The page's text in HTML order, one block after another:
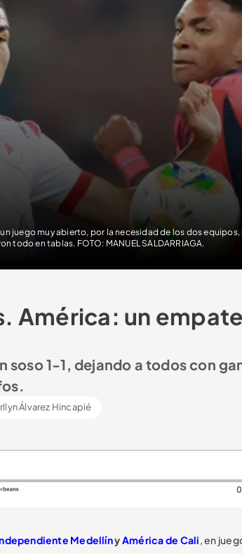
juego muy abierto, por la necesidad de los dos equipos,
todo en tablas. FOTO: MANUEL SALDARRIAGA.
América: un empate
soso 1-1, dejando a todos con
Álvarez Hincapié
MedellínyAmérica de Cali, en